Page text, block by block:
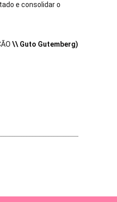
e consolidar o
\\ Guto Gutemberg)